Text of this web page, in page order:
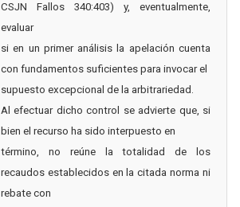
CSJN Fallos 340:403) y, eventualmente,
evaluar
si en un primer análisis la apelación cuenta
con fundamentos suficientes para invocar el
supuesto excepcional de la arbitrariedad.
Al efectuar dicho control se advierte que, si
bien el recurso ha sido interpuesto en
término, no reúne la totalidad de los
recaudos establecidos en la citada norma ni
rebate con